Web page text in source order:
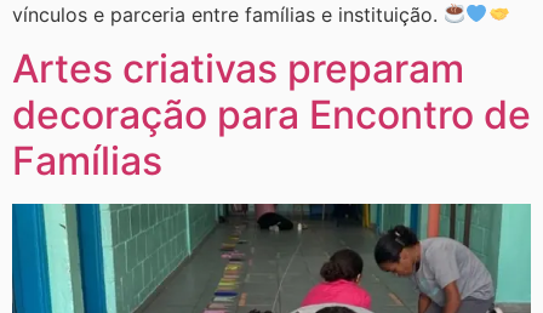
vínculos e parceria entre famílias e instituição.
Artes criativas preparam
decoração para Encontro de
Famílias